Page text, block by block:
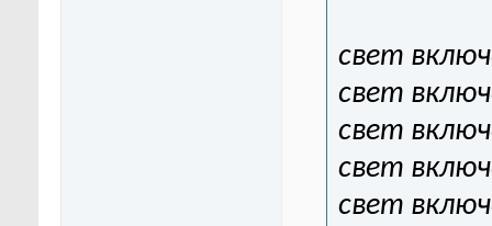
свет
свет
свет
свет
свет